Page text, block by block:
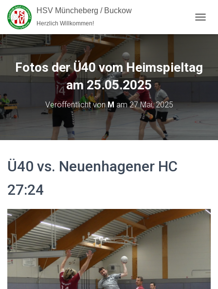
HSV Müncheberg / Buckow
Herzlich Willkommen!
Fotos der Ü40 vom Heimspieltag
am 25.05.2025
Veröffentlicht vonM am27 Mai, 2025
Ü40 vs. Neuenhagener HC
27:24